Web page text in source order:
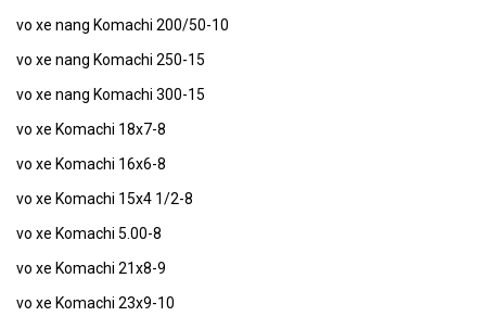
vo xe nang Komachi 200/50-10
vo xe nang Komachi 250-15
vo xe nang Komachi 300-15
vo xe Komachi 18x7-8
vo xe Komachi 16x6-8
vo xe Komachi 15x4 1/2-8
vo xe Komachi 5.00-8
vo xe Komachi 21x8-9
vo xe Komachi 23x9-10